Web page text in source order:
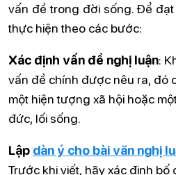
vấn đề trong đời sống. Để
thực hiện theo các bước:
Xác định vấn đề nghị luận:
vấn đề chính được nêu ra, đó
một hiện tượng xã hội hoặc
đức, lối sống.
Lập dàn ý cho bài văn nghị
Trước khi viết, hãy xác định bố